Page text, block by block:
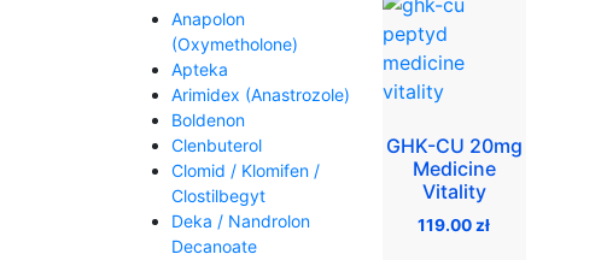
GHK-CU 20mg
Medicine
Vitality
119.00 zł
Anapolon
(Oxymetholone)
Apteka
Arimidex (Anastrozole)
Boldenon
Clenbuterol
Clomid / Klomifen /
Clostilbegyt
Deka / Nandrolon
Decanoate